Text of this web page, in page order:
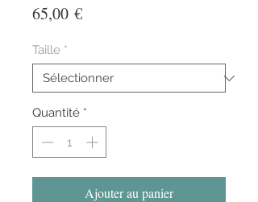
65,00 €Prix
Taille *
Quantité *
Ajouter au panier